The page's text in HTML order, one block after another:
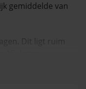
gemiddelde van
Dit ligt ruim
kijken